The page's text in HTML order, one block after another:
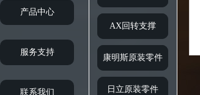
产品中心
AX回转支撑
康明斯原装零件
日立原装零件
服务支持
联系我们